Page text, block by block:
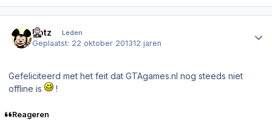
Dotz Leden
Geplaatst: 22 oktober 201312 jaren
Gefeliciteerd met het feit dat GTAgames.nl nog steeds niet
offline is
!
Reageren